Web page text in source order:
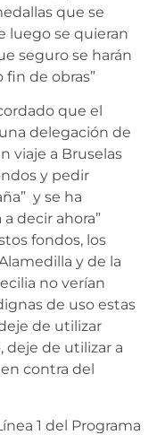
que se
luego se quieran
seguro se harán
fin de obras”
que el
delegación de
viaje a Bruselas
y pedir
y se ha
decir ahora”
fondos, los
y de la
no verían
de uso estas
de utilizar
deje de utilizar a
contra del
1 del Programa